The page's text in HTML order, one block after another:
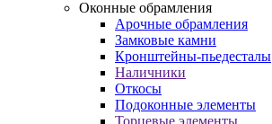
Оконные обрамления
Арочные обрамления
Замковые камни
Кронштейны-пьедесталы
Наличники
Откосы
Подоконные элементы
Торцевые элементы